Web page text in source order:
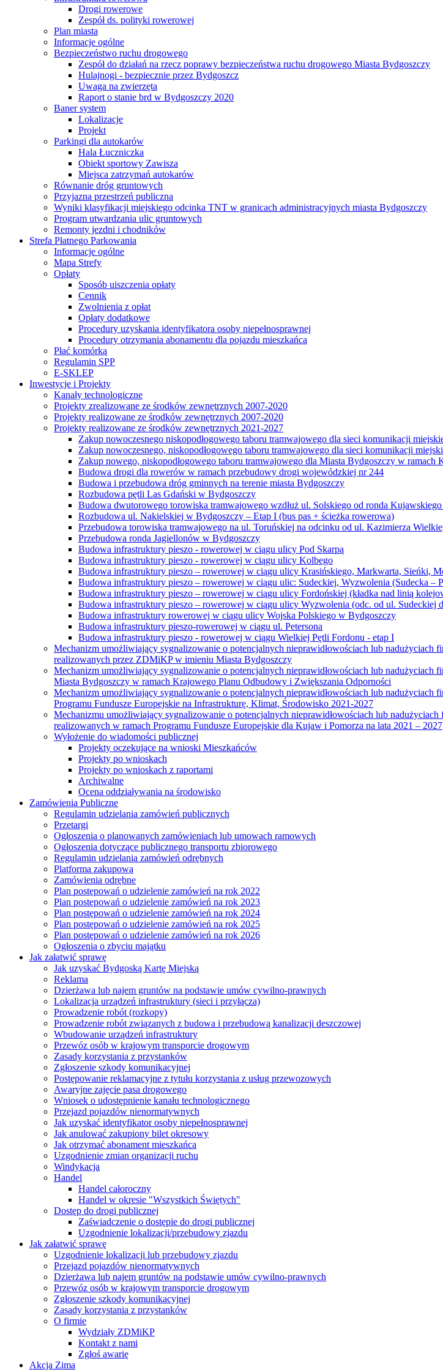
Drogi rowerowe
Zespół ds. polityki rowerowej
Plan miasta
Informacje ogólne
Bezpieczeństwo ruchu drogowego
Zespół do działań na rzecz poprawy bezpieczeństwa ruchu drogowego Miasta Bydgoszczy
Hulajnogi - bezpiecznie przez Bydgoszcz
Uwaga na zwierzęta
Raport o stanie brd w Bydgoszczy 2020
Baner system
Lokalizacje
Projekt
Parkingi dla autokarów
Hala Łuczniczka
Obiekt sportowy Zawisza
Miejsca zatrzymań autokarów
Równanie dróg gruntowych
Przyjazna przestrzeń publiczna
Wyniki klasyfikacji miejskiego odcinka TNT w granicach administracyjnych miasta Bydgoszczy
Program utwardzania ulic gruntowych
Remonty jezdni i chodników
Strefa Płatnego Parkowania
Informacje ogólne
Mapa Strefy
Opłaty
Sposób uiszczenia opłaty
Cennik
Zwolnienia z opłat
Opłaty dodatkowe
Procedury uzyskania identyfikatora osoby niepełnosprawnej
Procedury otrzymania abonamentu dla pojazdu mieszkańca
Płać komórką
Regulamin SPP
E-SKLEP
Inwestycje i Projekty
Kanały technologiczne
Projekty zrealizowane ze środków zewnętrznych 2007-2020
Projekty realizowane ze środków zewnętrznych 2007-2020
Projekty realizowane ze środków zewnętrznych 2021-2027
Zakup nowoczesnego niskopodłogowego taboru tramwajowego dla sieci komunikacji
Zakup nowoczesnego, niskopodłogowego taboru tramwajowego dla sieci komunikacji
Zakup nowego, niskopodłogowego taboru tramwajowego dla Miasta Bydgoszczy w
Budowa drogi dla rowerów w ramach przebudowy drogi wojewódzkiej nr 244
Budowa i przebudowa dróg gminnych na terenie miasta Bydgoszczy
Rozbudowa pętli Las Gdański w Bydgoszczy
Budowa dwutorowego torowiska tramwajowego wzdłuż ul. Solskiego od ronda
Rozbudowa ul. Nakielskiej w Bydgoszczy – Etap I (bus pas + ścieżka rowerowa)
Przebudowa torowiska tramwajowego na ul. Toruńskiej na odcinku od ul. Kazimierza
Przebudowa ronda Jagiellonów w Bydgoszczy
Budowa infrastruktury pieszo - rowerowej w ciągu ulicy Pod Skarpą
Budowa infrastruktury pieszo - rowerowej w ciągu ulicy Kolbego
Budowa infrastruktury pieszo – rowerowej w ciągu ulicy Krasińskiego, Markwarta, Sieńki,
Budowa infrastruktury pieszo – rowerowej w ciągu ulic: Sudeckiej, Wyzwolenia (Sudecka –
Budowa infrastruktury pieszo – rowerowej w ciągu ulicy Fordońskiej (kładka nad linią
Budowa infrastruktury pieszo – rowerowej w ciągu ulicy Wyzwolenia (odc. od ul. Sudeckiej
Budowa infrastruktury rowerowej w ciągu ulicy Wojska Polskiego w Bydgoszczy
Budowa infrastruktury pieszo-rowerowej w ciągu ul. Petersona
Budowa infrastruktury pieszo - rowerowej w ciągu Wielkiej Pętli Fordonu - etap I
Mechanizm umożliwiający sygnalizowanie o potencjalnych nieprawidłowościach lub
realizowanych przez ZDMiKP w imieniu Miasta Bydgoszczy
Mechanizm umożliwiający sygnalizowanie o potencjalnych nieprawidłowościach lub
Miasta Bydgoszczy w ramach Krajowego Planu Odbudowy i Zwiększania Odporności
Mechanizm umożliwiający sygnalizowanie o potencjalnych nieprawidłowościach lub
Programu Fundusze Europejskie na Infrastrukturę, Klimat, Środowisko 2021-2027
Mechanizmu umożliwiający sygnalizowanie o potencjalnych nieprawidłowościach lub
realizowanych w ramach Programu Fundusze Europejskie dla Kujaw i Pomorza na lata 2021 – 2027
Wyłożenie do wiadomości publicznej
Projekty oczekujące na wnioski Mieszkańców
Projekty po wnioskach
Projekty po wnioskach z raportami
Archiwalne
Ocena oddziaływania na środowisko
Zamówienia Publiczne
Regulamin udzielania zamówień publicznych
Przetargi
Ogłoszenia o planowanych zamówieniach lub umowach ramowych
Ogłoszenia dotyczące publicznego transportu zbiorowego
Regulamin udzielania zamówień odrębnych
Platforma zakupowa
Zamówienia odrębne
Plan postępowań o udzielenie zamówień na rok 2022
Plan postępowań o udzielenie zamówień na rok 2023
Plan postępowań o udzielenie zamówień na rok 2024
Plan postępowań o udzielenie zamówień na rok 2025
Plan postępowań o udzielenie zamówień na rok 2026
Ogłoszenia o zbyciu majątku
Jak załatwić sprawę
Jak uzyskać Bydgoską Kartę Miejską
Reklama
Dzierżawa lub najem gruntów na podstawie umów cywilno-prawnych
Lokalizacja urządzeń infrastruktury (sieci i przyłącza)
Prowadzenie robót (rozkopy)
Prowadzenie robót związanych z budowa i przebudową kanalizacji deszczowej
Wbudowanie urządzeń infrastruktury
Przewóz osób w krajowym transporcie drogowym
Zasady korzystania z przystanków
Zgłoszenie szkody komunikacyjnej
Postępowanie reklamacyjne z tytułu korzystania z usług przewozowych
Awaryjne zajęcie pasa drogowego
Wniosek o udostępnienie kanału technologicznego
Przejazd pojazdów nienormatywnych
Jak uzyskać identyfikator osoby niepełnosprawnej
Jak anulować zakupiony bilet okresowy
Jak otrzymać abonament mieszkańca
Uzgodnienie zmian organizacji ruchu
Windykacja
Handel
Handel całoroczny
Handel w okresie "Wszystkich Świętych"
Dostęp do drogi publicznej
Zaświadczenie o dostępie do drogi publicznej
Uzgodnienie lokalizacji/przebudowy zjazdu
Jak załatwić sprawę
Uzgodnienie lokalizacji lub przebudowy zjazdu
Przejazd pojazdów nienormatywnych
Dzierżawa lub najem gruntów na podstawie umów cywilno-prawnych
Przewóz osób w krajowym transporcie drogowym
Zgłoszenie szkody komunikacyjnej
Zasady korzystania z przystanków
O firmie
Wydziały ZDMiKP
Kontakt z nami
Zgłoś awarię
Akcja Zima